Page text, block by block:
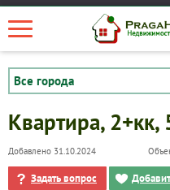
Квартира,
Добавлено 31.10.2024
Задать вопрос